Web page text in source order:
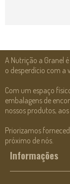
A Nutrição a Granel
o desperdício com a
Com um espaço
embalagens de
nossos produtos,
Priorizamos
próximo de nós.
Informações